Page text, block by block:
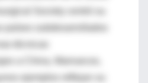
Society centró su
países subdesarrollados
a China, Marruecos,
ejemplos reflejan su